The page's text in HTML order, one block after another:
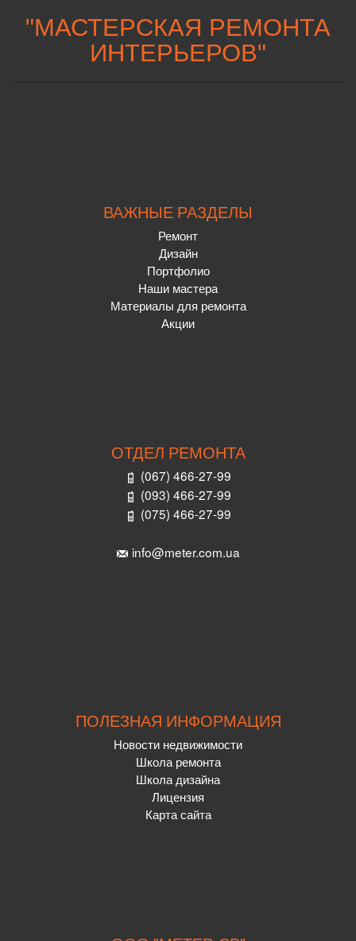
"МАСТЕРСКАЯ РЕМОНТА
ИНТЕРЬЕРОВ"
ВАЖНЫЕ РАЗДЕЛЫ
Ремонт
Дизайн
Портфолио
Наши мастера
Материалы для ремонта
Акции
ОТДЕЛ РЕМОНТА
(067) 466-27-99
(093) 466-27-99
(075) 466-27-99
info@meter.com.ua
ПОЛЕЗНАЯ ИНФОРМАЦИЯ
Новости недвижимости
Школа ремонта
Школа дизайна
Лицензия
Карта сайта